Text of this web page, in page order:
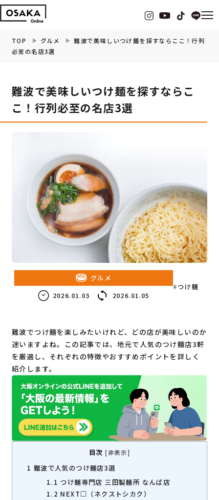
観光・お出かけ
イベント
フィットネス
暮らし
教育・子育て
ビジネス
TOP グルメ
難波で美味しいつけ麺を探すならここ！行列
必至の名店3選
難波で美味しいつけ麺を探すならこ
こ！行列必至の名店3選
グルメ
2026.01.03
2026.01.05
つけ麺
難波でつけ麺を楽しみたいけれど、どの店が美味しいのか
迷いますよね。この記事では、地元で人気のつけ麺店3軒
を厳選し、それぞれの特徴やおすすめポイントを詳しく
紹介します。
目次 [非表示]
1 難波で人気のつけ麺店3選
1.1 つけ麺専門店 三田製麺所 なんば店
1.2 NEXT□（ネクストシカク）